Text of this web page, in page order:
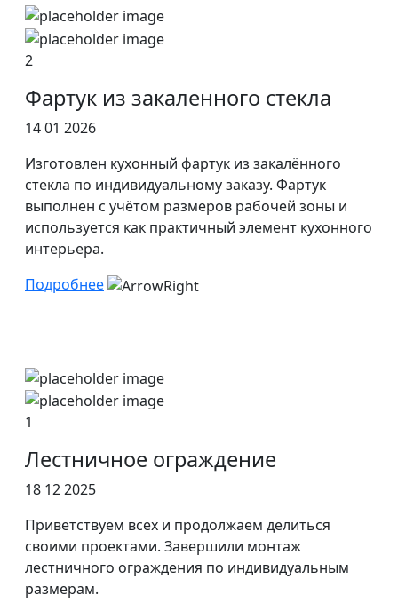
2
Фартук из закаленного стекла
14 01 2026
Изготовлен кухонный фартук из закалённого
стекла по индивидуальному заказу. Фартук
выполнен с учётом размеров рабочей зоны и
используется как практичный элемент кухонного
интерьера.
Подробнее
1
Лестничное ограждение
18 12 2025
Приветствуем всех и продолжаем делиться
своими проектами. Завершили монтаж
лестничного ограждения по индивидуальным
размерам.